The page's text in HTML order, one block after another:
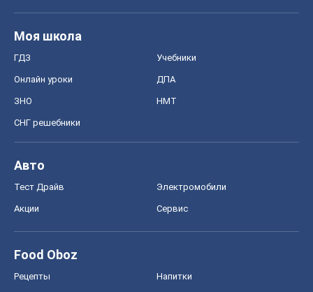
Моя школа
ГДЗ Учебники
Онлайн уроки ДПА
ЗНО НМТ
СНГ решебники
Авто
Тест Драйв Электромобили
Акции Сервис
Food Oboz
Рецепты Напитки